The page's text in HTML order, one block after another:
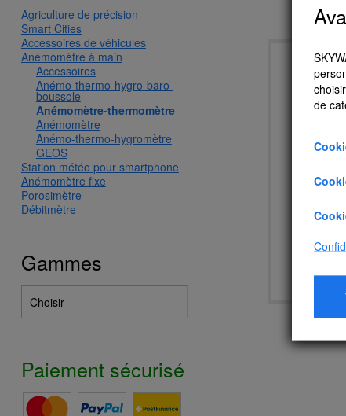
Agriculture de précision
Smart Cities
Accessoires de véhicules
Anémomètre à main
Accessoires
Anémo-thermo-hygro-baro-
boussole
Anémomètre-thermomètre
Anémomètre
Anémo-thermo-hygromètre
GEOS
Station météo pour smartphone
Anémomètre fixe
Porosimètre
Débitmètre
Gammes
Paiement sécurisé
de